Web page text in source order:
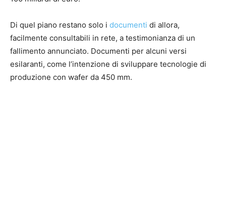
Di quel piano restano solo i documenti di allora,
facilmente consultabili in rete, a testimonianza di un
fallimento annunciato. Documenti per alcuni versi
esilaranti, come l’intenzione di sviluppare tecnologie di
produzione con wafer da 450 mm.